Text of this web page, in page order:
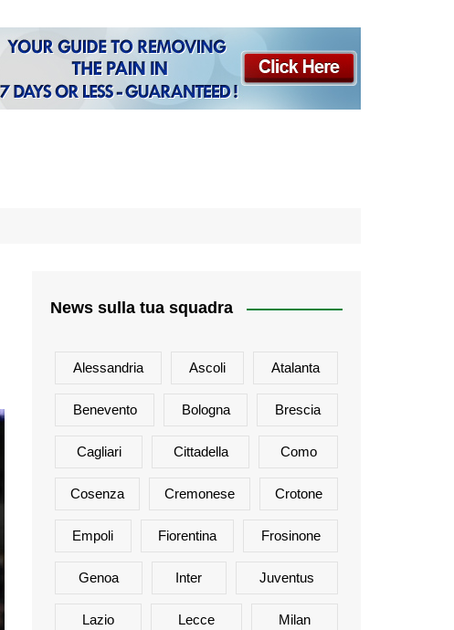
News sulla tua squadra
Alessandria Ascoli Atalanta
Benevento Bologna Brescia
Cagliari Cittadella Como
Cosenza Cremonese Crotone
Empoli Fiorentina Frosinone
Genoa Inter Juventus
Lazio Lecce Milan